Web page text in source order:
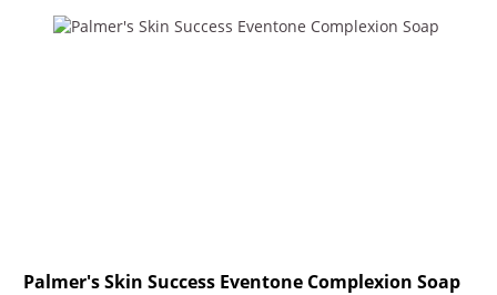
Palmer's Skin Success Eventone Complexion Soap